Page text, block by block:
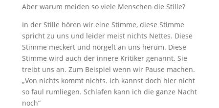
Aber warum meiden so viele Menschen die Stille?
In der Stille hören wir eine Stimme, diese Stimme
spricht zu uns und leider meist nichts Nettes. Diese
Stimme meckert und nörgelt an uns herum. Diese
Stimme wird auch der innere Kritiker genannt. Sie
treibt uns an. Zum Beispiel wenn wir Pause machen.
„Von nichts kommt nichts. Ich kannst doch hier nicht
so faul rumliegen. Schlafen kann ich die ganze Nacht
noch“